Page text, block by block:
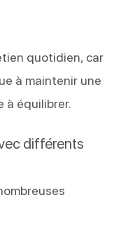
quotidien, car
à maintenir une
à équilibrer.
différents